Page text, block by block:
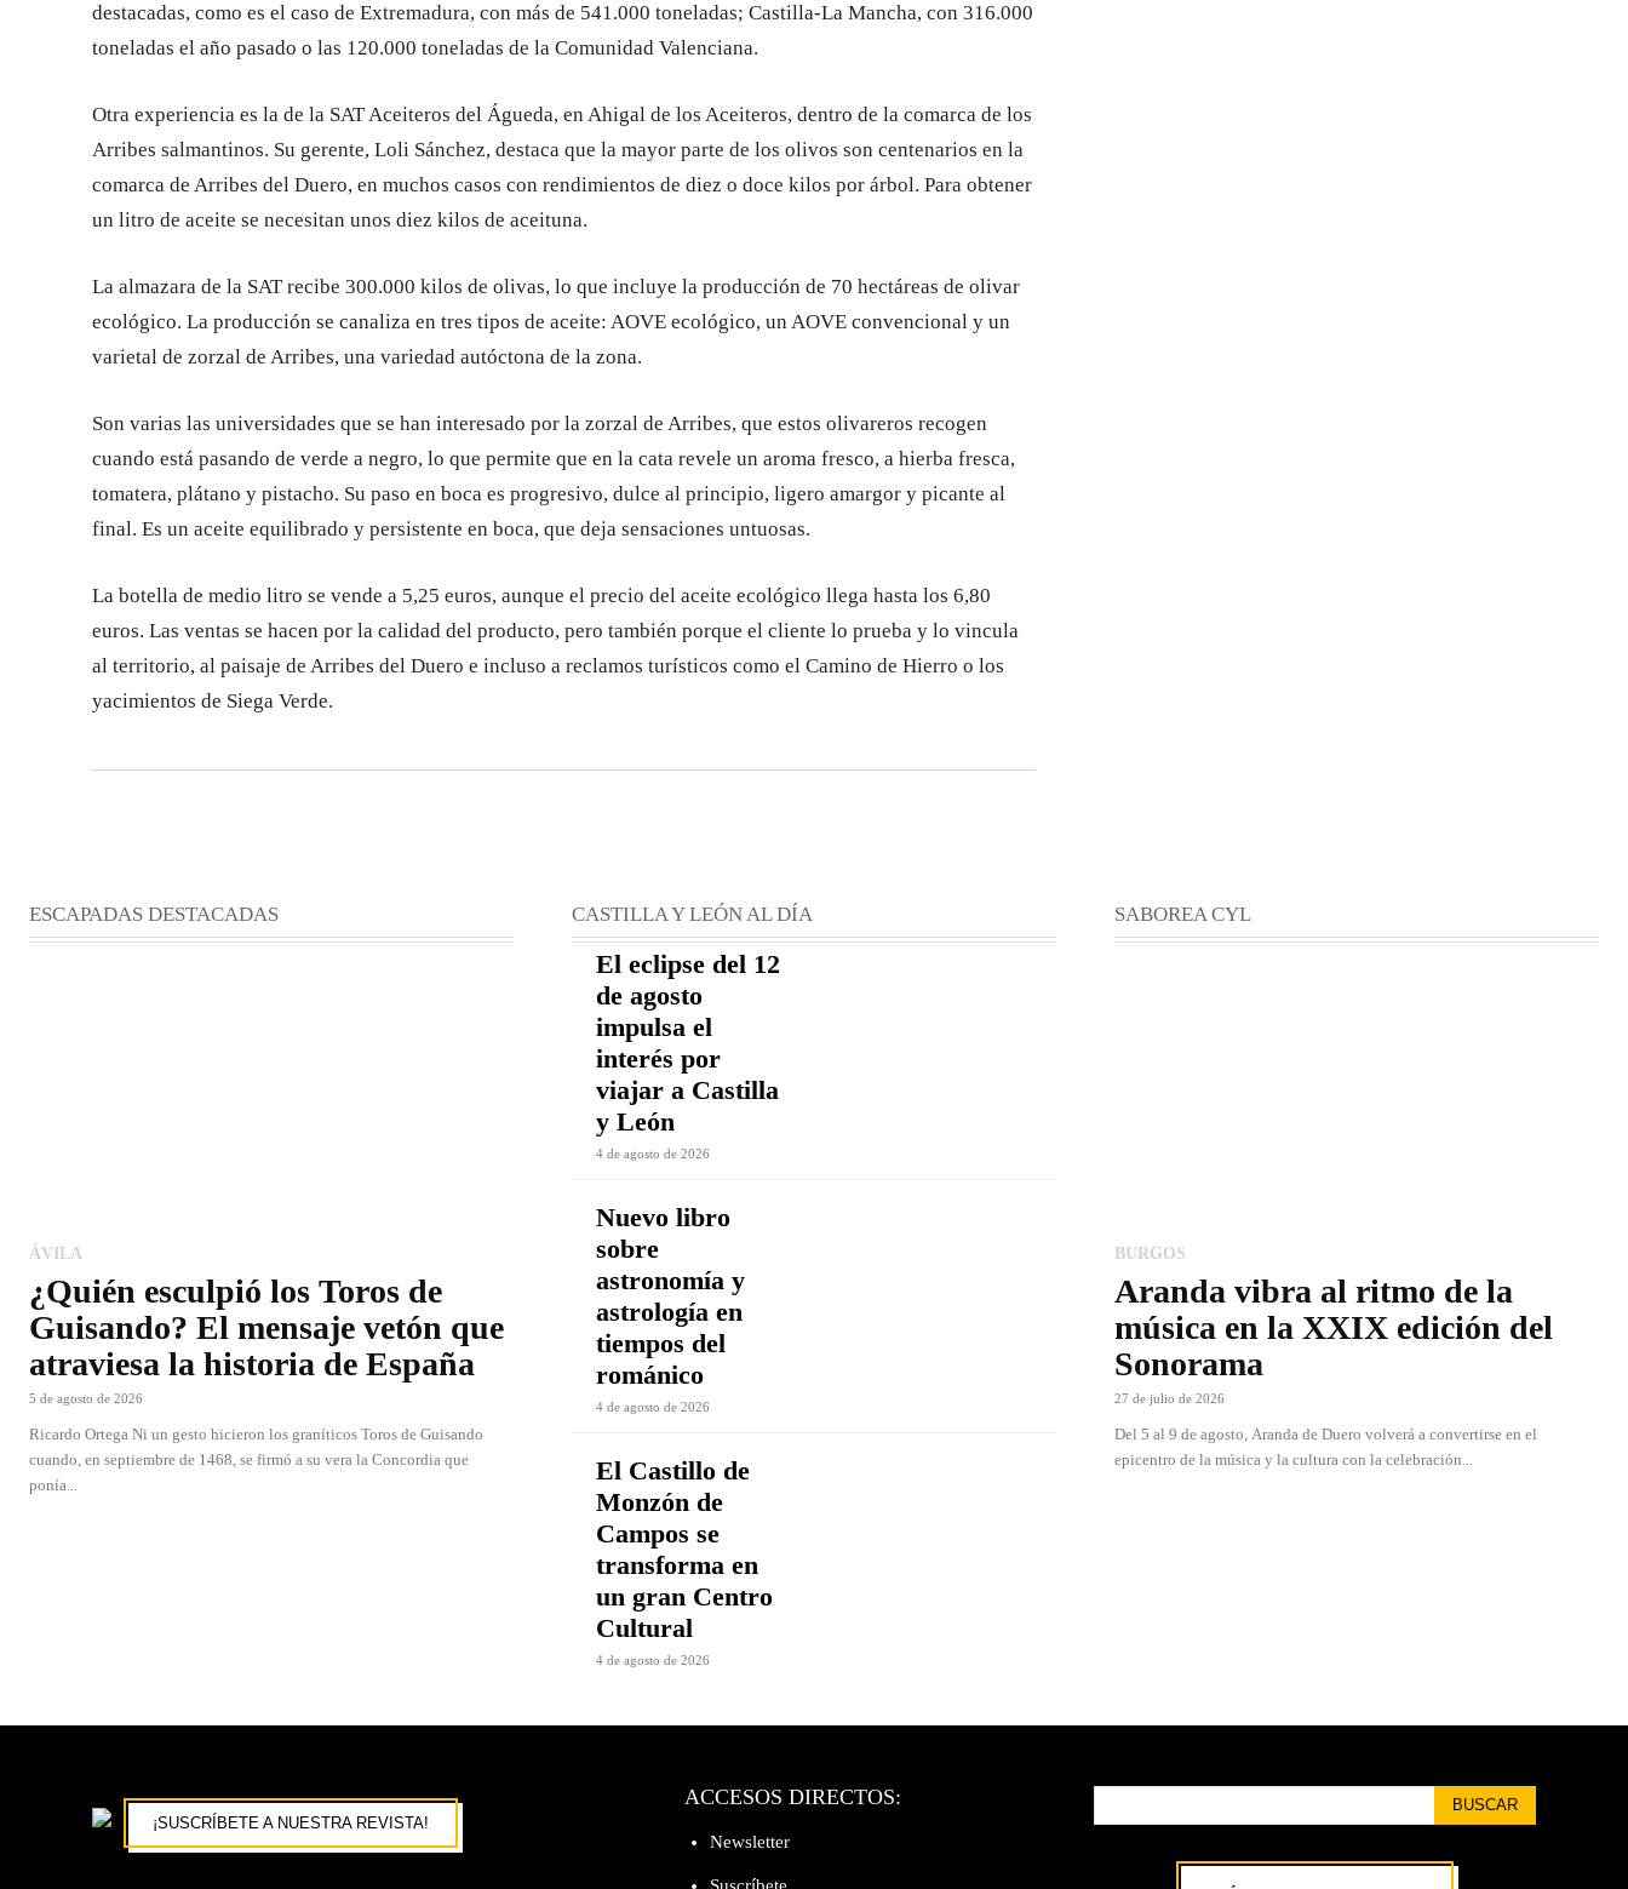
destacadas, como es el caso de Extremadura, con más de 541.000 toneladas; Castilla-La Mancha, con 316.000
toneladas el año pasado o las 120.000 toneladas de la Comunidad Valenciana.
Otra experiencia es la de la SAT Aceiteros del Águeda, en Ahigal de los Aceiteros, dentro de la comarca de los
Arribes salmantinos. Su gerente, Loli Sánchez, destaca que la mayor parte de los olivos son centenarios en la
comarca de Arribes del Duero, en muchos casos con rendimientos de diez o doce kilos por árbol. Para obtener
un litro de aceite se necesitan unos diez kilos de aceituna.
La almazara de la SAT recibe 300.000 kilos de olivas, lo que incluye la producción de 70 hectáreas de olivar
ecológico. La producción se canaliza en tres tipos de aceite: AOVE ecológico, un AOVE convencional y un
varietal de zorzal de Arribes, una variedad autóctona de la zona.
Son varias las universidades que se han interesado por la zorzal de Arribes, que estos olivareros recogen
cuando está pasando de verde a negro, lo que permite que en la cata revele un aroma fresco, a hierba fresca,
tomatera, plátano y pistacho. Su paso en boca es progresivo, dulce al principio, ligero amargor y picante al
final. Es un aceite equilibrado y persistente en boca, que deja sensaciones untuosas.
La botella de medio litro se vende a 5,25 euros, aunque el precio del aceite ecológico llega hasta los 6,80
euros. Las ventas se hacen por la calidad del producto, pero también porque el cliente lo prueba y lo vincula
al territorio, al paisaje de Arribes del Duero e incluso a reclamos turísticos como el Camino de Hierro o los
yacimientos de Siega Verde.
ESCAPADAS DESTACADAS
ÁVILA
¿Quién esculpió los Toros de
Guisando? El mensaje vetón que
atraviesa la historia de España
5 de agosto de 2026
Ricardo Ortega Ni un gesto hicieron los graníticos Toros de Guisando
cuando, en septiembre de 1468, se firmó a su vera la Concordia que
ponía...
CASTILLA Y LEÓN AL DÍA
El eclipse del 12
de agosto
impulsa el
interés por
viajar a Castilla
y León
4 de agosto de 2026
Nuevo libro
sobre
astronomía y
astrología en
tiempos del
románico
4 de agosto de 2026
El Castillo de
Monzón de
Campos se
transforma en
un gran Centro
Cultural
4 de agosto de 2026
SABOREA CYL
BURGOS
Aranda vibra al ritmo de la
música en la XXIX edición del
Sonorama
27 de julio de 2026
Del 5 al 9 de agosto, Aranda de Duero volverá a convertirse en el
epicentro de la música y la cultura con la celebración...
¡SUSCRÍBETE A NUESTRA REVISTA!
ACCESOS DIRECTOS:
Newsletter
BUSCAR